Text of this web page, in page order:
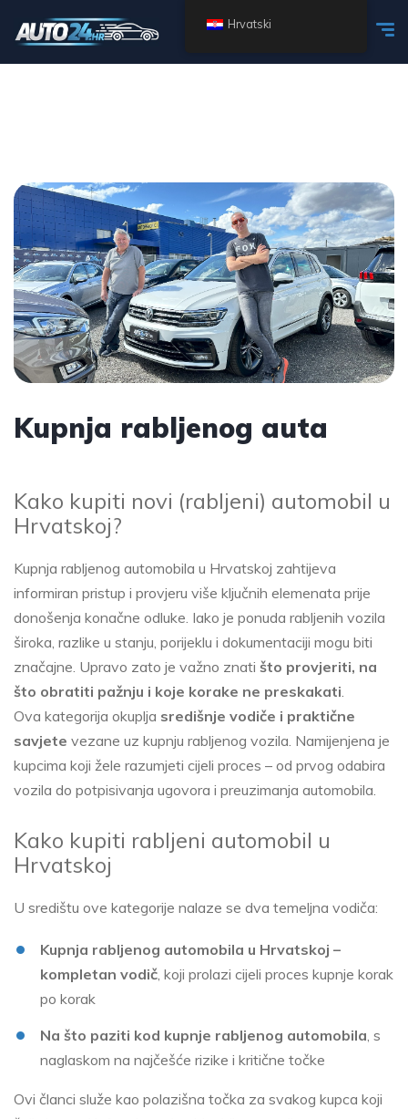
Kupnja rabljenog auta
Kako kupiti novi (rabljeni) automobil u
Hrvatskoj?
Kupnja rabljenog automobila u Hrvatskoj zahtijeva
informiran pristup i provjeru više ključnih elemenata prije
donošenja konačne odluke. Iako je ponuda rabljenih vozila
široka, razlike u stanju, porijeklu i dokumentaciji mogu biti
značajne. Upravo zato je važno znati što provjeriti, na
što obratiti pažnju i koje korake ne preskakati
Ova kategorija okuplja središnje vodiče i praktične
savjete vezane uz kupnju rabljenog vozila. Namijenjena je
kupcima koji žele razumjeti cijeli proces – od prvog odabira
vozila do potpisivanja ugovora i preuzimanja automobila.
Kako kupiti rabljeni automobil u
Hrvatskoj
U središtu ove kategorije nalaze se dva temeljna vodiča:
Kupnja rabljenog automobila u Hrvatskoj –
kompletan vodič , koji prolazi cijeli proces kupnje korak
po korak
Na što paziti kod kupnje rabljenog automobila , s
naglaskom na najčešće rizike i kritične točke
Ovi članci služe kao polazišna točka za svakog kupca koji
Hrvatski